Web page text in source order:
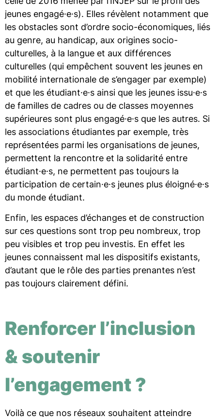
jeunes engagé·e·s). Elles révèlent notamment que
les obstacles sont d’ordre socio-économiques, liés
au genre, au handicap, aux origines socio-
culturelles, à la langue et aux différences
culturelles (qui empêchent souvent les jeunes en
mobilité internationale de s’engager par exemple)
et que les étudiant·e·s ainsi que les jeunes issu·e·s
de familles de cadres ou de classes moyennes
supérieures sont plus engagé·e·s que les autres. Si
les associations étudiantes par exemple, très
représentées parmi les organisations de jeunes,
permettent la rencontre et la solidarité entre
étudiant·e·s, ne permettent pas toujours la
participation de certain·e·s jeunes plus éloigné·e·s
du monde étudiant.
Enfin, les espaces d’échanges et de construction
sur ces questions sont trop peu nombreux, trop
peu visibles et trop peu investis. En effet les
jeunes connaissent mal les dispositifs existants,
d’autant que le rôle des parties prenantes n’est
pas toujours clairement défini.
Renforcer l’inclusion
& soutenir
l’engagement ?
Voilà ce que nos réseaux souhaitent atteindre